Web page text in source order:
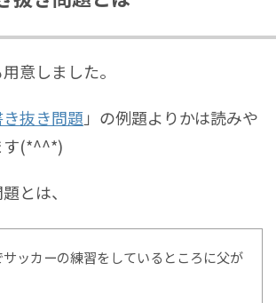
意しました。
抜き問題 」の例題よりかは読みや
す(*^^*)
とは、
サッカーの練習をしているところに父が